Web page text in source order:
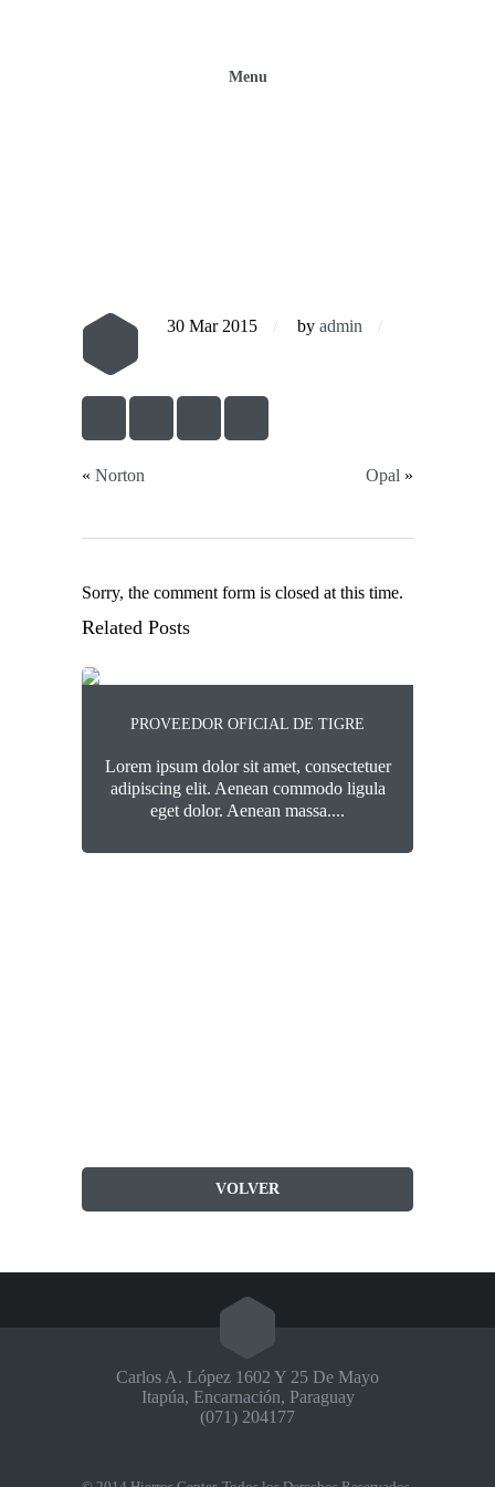
Menu
30 Mar 2015 by admin
« Norton Opal »
Sorry, the comment form is closed at this time.
Related Posts
PROVEEDOR OFICIAL DE TIGRE
Lorem ipsum dolor sit amet, consectetuer
adipiscing elit. Aenean commodo ligula
eget dolor. Aenean massa....
VOLVER
Carlos A. López 1602 Y 25 De Mayo
Itapúa, Encarnación, Paraguay
(071) 204177